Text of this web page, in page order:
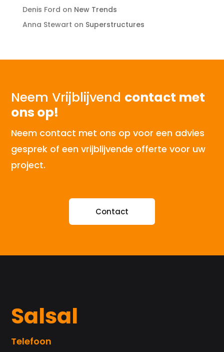
Denis Ford on New Trends
Anna Stewart on Superstructures
Neem Vrijblijvend contact met
ons op!
Neem contact met ons op voor een advies
gesprek of een vrijblijvende offerte voor uw
project.
Contact
Salsal
Telefoon